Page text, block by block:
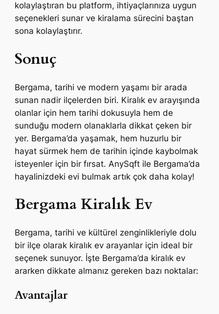
kolaylaştıran bu platform, ihtiyaçlarınıza uygun
seçenekleri sunar ve kiralama sürecini baştan
sona kolaylaştırır.
Sonuç
Bergama, tarihi ve modern yaşamı bir arada
sunan nadir ilçelerden biri. Kiralık ev arayışında
olanlar için hem tarihi dokusuyla hem de
sunduğu modern olanaklarla dikkat çeken bir
yer. Bergama’da yaşamak, hem huzurlu bir
hayat sürmek hem de tarihin içinde kaybolmak
isteyenler için bir fırsat. AnySqft ile Bergama’da
hayalinizdeki evi bulmak artık çok daha kolay!
Bergama Kiralık Ev
Bergama, tarihi ve kültürel zenginlikleriyle dolu
bir ilçe olarak kiralık ev arayanlar için ideal bir
seçenek sunuyor. İşte Bergama’da kiralık ev
ararken dikkate almanız gereken bazı noktalar:
Avantajlar